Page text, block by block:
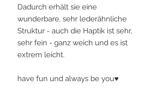
Dadurch erhält sie eine
wunderbare, sehr lederähnliche
Struktur - auch die Haptik ist sehr,
sehr fein - ganz weich und es ist
extrem leicht.
have fun und always be you♥